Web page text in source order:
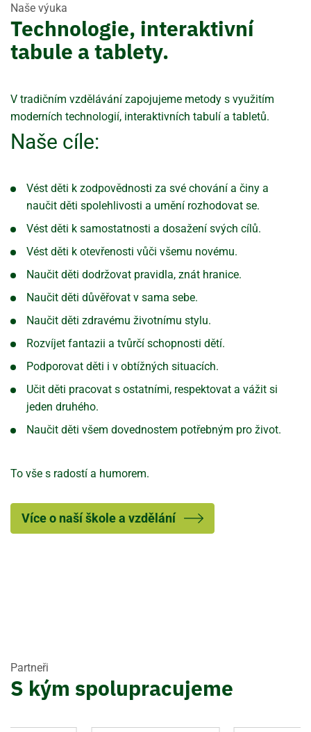
Naše výuka
Technologie, interaktivní
tabule a tablety.
V tradičním vzdělávání zapojujeme metody s využitím
moderních technologií, interaktivních tabulí a tabletů.
Naše cíle:
Vést děti k zodpovědnosti za své chování a činy a
naučit děti spolehlivosti a umění rozhodovat se.
Vést děti k samostatnosti a dosažení svých cílů.
Vést děti k otevřenosti vůči všemu novému.
Naučit děti dodržovat pravidla, znát hranice.
Naučit děti důvěřovat v sama sebe.
Naučit děti zdravému životnímu stylu.
Rozvíjet fantazii a tvůrčí schopnosti dětí.
Podporovat děti i v obtížných situacích.
Učit děti pracovat s ostatními, respektovat a vážit si
jeden druhého.
Naučit děti všem dovednostem potřebným pro život.
To vše s radostí a humorem.
Více o naší škole a vzdělání
Partneři
S kým spolupracujeme